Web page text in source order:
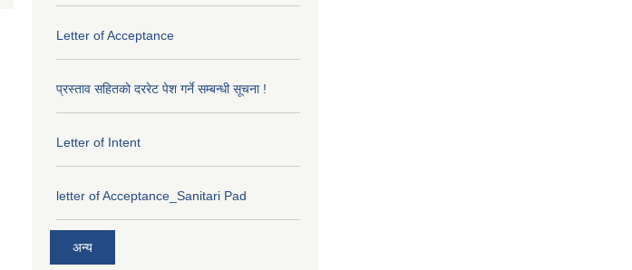
Letter of Acceptance
प्रस्ताव सहितकाे दररेट पेश गर्ने सम्बन्धी सूचना !
Letter of Intent
letter of Acceptance_Sanitari Pad
अन्य